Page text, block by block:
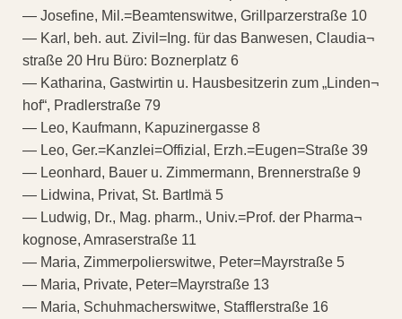
— Josefine, Mil.=Beamtenswitwe, Grillparzerstraße 10
— Karl, beh. aut. Zivil=Ing. für das Banwesen, Claudia¬
straße 20 Hru Büro: Boznerplatz 6
— Katharina, Gastwirtin u. Hausbesitzerin zum „Linden¬
hof“, Pradlerstraße 79
— Leo, Kaufmann, Kapuzinergasse 8
— Leo, Ger.=Kanzlei=Offizial, Erzh.=Eugen=Straße 39
— Leonhard, Bauer u. Zimmermann, Brennerstraße 9
— Lidwina, Privat, St. Bartlmä 5
— Ludwig, Dr., Mag. pharm., Univ.=Prof. der Pharma¬
kognose, Amraserstraße 11
— Maria, Zimmerpolierswitwe, Peter=Mayrstraße 5
— Maria, Private, Peter=Mayrstraße 13
— Maria, Schuhmacherswitwe, Stafflerstraße 16